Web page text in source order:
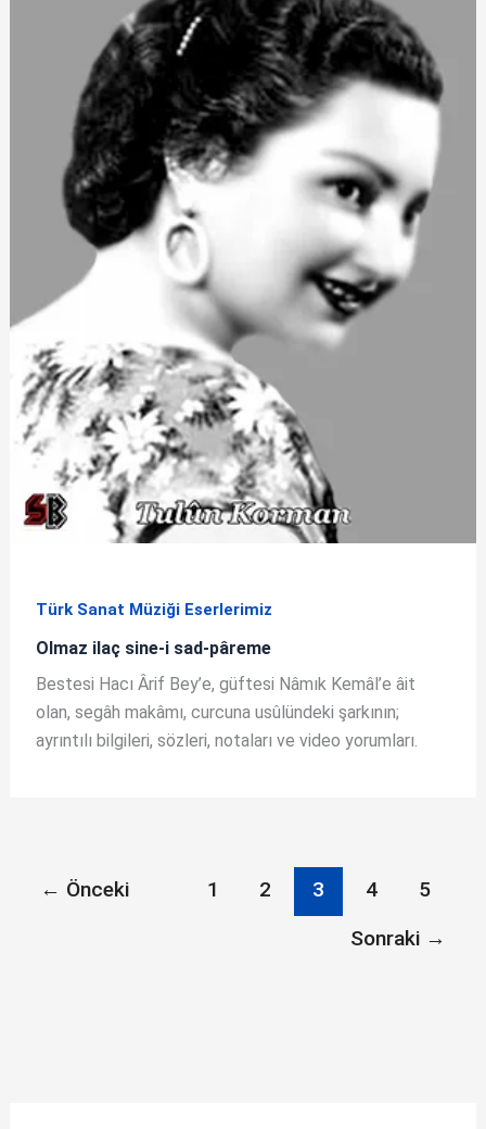
Türk Sanat Müziği Eserlerimiz
Olmaz ilaç sine-i sad-pâreme
Bestesi Hacı Ârif Bey’e, güftesi Nâmık Kemâl’e âit
olan, segâh makâmı, curcuna usûlündeki şarkının;
ayrıntılı bilgileri, sözleri, notaları ve video yorumları.
← Önceki 1 2 3 4
5
Sonraki →